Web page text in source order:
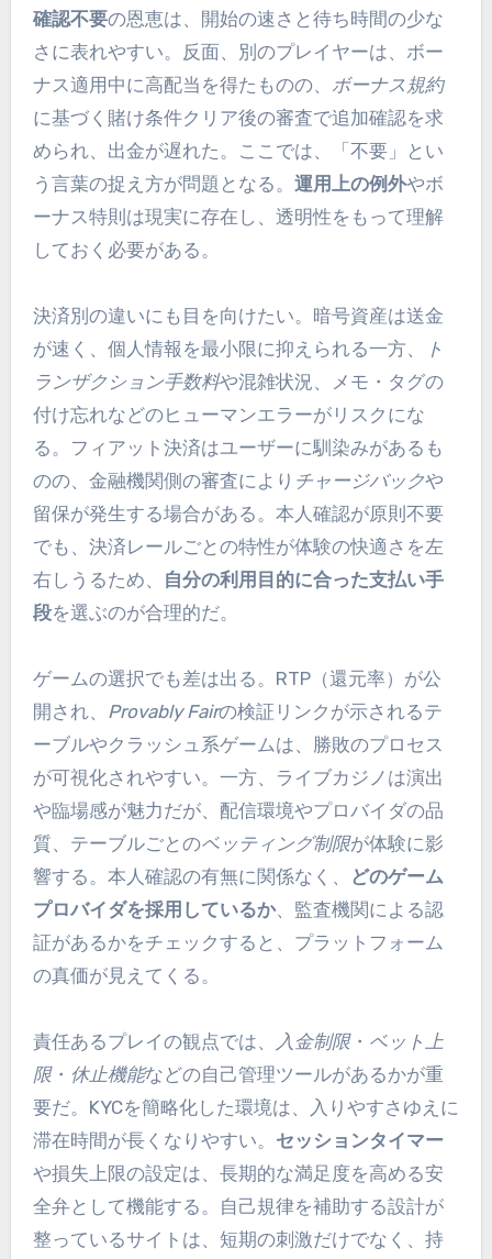
確認不要の恩恵は、開始の速さと待ち時間の少な
さに表れやすい。反面、別のプレイヤーは、ボー
ナス適用中に高配当を得たものの、 ボーナス規約
に基づく賭け条件クリア後の審査で追加確認を求
められ、出金が遅れた。ここでは、「不要」とい
う言葉の捉え方が問題となる。 運用上の例外やボ
ーナス特則は現実に存在し、透明性をもって理解
しておく必要がある。
決済別の違いにも目を向けたい。暗号資産は送金
が速く、個人情報を最小限に抑えられる一方、
ト
ランザクション手数料や混雑状況、メモ・タグの
付け忘れなどのヒューマンエラーがリスクにな
る。フィアット決済はユーザーに馴染みがあるも
のの、金融機関側の審査により チャージバックや
留保が発生する場合がある。本人確認が原則不要
でも、決済レールごとの特性が体験の快適さを左
右しうるため、
自分の利用目的に合った支払い手
段を選ぶのが合理的だ。
ゲームの選択でも差は出る。RTP（還元率）が公
開され、 Provably Fairの検証リンクが示されるテ
ーブルやクラッシュ系ゲームは、勝敗のプロセス
が可視化されやすい。一方、ライブカジノは演出
や臨場感が魅力だが、配信環境やプロバイダの品
質、テーブルごとのベッティング制限が体験に影
響する。本人確認の有無に関係なく、
どのゲーム
プロバイダを採用しているか、監査機関による認
証があるかをチェックすると、プラットフォーム
の真価が見えてくる。
責任あるプレイの観点では、 入金制限・ ベット上
限・ 休止機能などの自己管理ツールがあるかが重
要だ。KYCを簡略化した環境は、入りやすさゆえに
滞在時間が長くなりやすい。 セッションタイマー
や損失上限の設定は、長期的な満足度を高める安
全弁として機能する。自己規律を補助する設計が
整っているサイトは、短期の刺激だけでなく、持